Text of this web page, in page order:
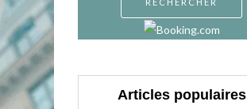
Articles populaires